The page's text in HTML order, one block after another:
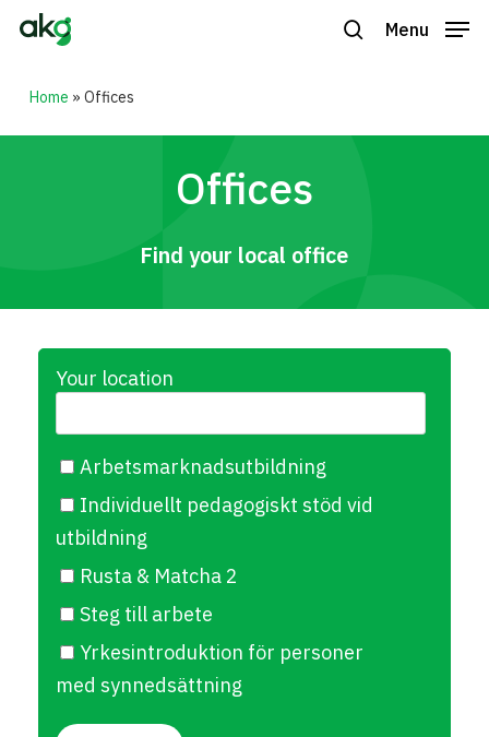
Skip
Menu
Home » Offices
Offices
Find your local office
Your location
Arbetsmarknadsutbildning
Individuellt pedagogiskt stöd vid
utbildning
Rusta & Matcha 2
Steg till arbete
Yrkesintroduktion för personer
med synnedsättning